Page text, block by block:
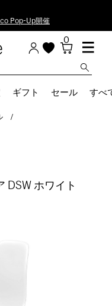
Pop-Up開催
0
ギフト セール すべ
DSW ホワイト